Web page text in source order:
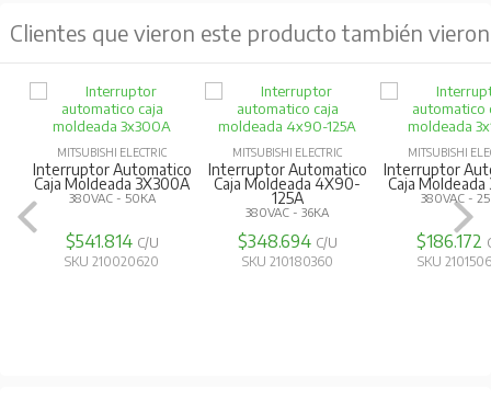
NF-H/L/R (High-performance class):NF63-HV,
Tecnología de ruptura mejorada:Utiliza la
tecnología "Expanded ISTAC" para mejorar la capacidad
de ruptura y limitación de corriente.
Compacto y estandarizado:Diseño compacto con
reducción de tamaño hasta un 79% en comparación
Clientes que vieron este producto también vieron
MITSUBISHI ELECTRIC
Interruptor Automatico
Caja Moldeada 3X300A
380VAC - 50KA
$541.814 C/U
SKU 210020620
MITSUBISHI ELECTRIC
Interruptor Automatico
Caja Moldeada 4X90-
125A
380VAC - 36KA
$348.694 C/U
SKU 210180360
MITSUBISHI
Interruptor
Caja Moldeada
380VAC -
$186.172
SKU